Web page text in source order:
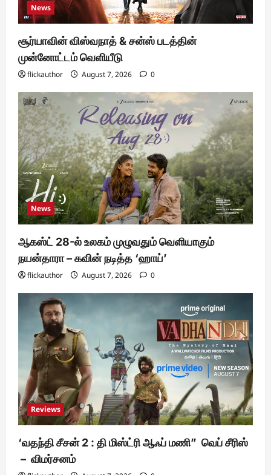
News
சூர்யாவின் விஸ்வநாத் & சன்ஸ் படத்தின்
முன்னோட்டம் வெளியீடு
flickauthor August 7, 2026 0
News
ஆகஸ்ட் 28-ல் உலகம் முழுவதும் வெளியாகும்
நயன்தாரா – கவின் நடித்த ‘ஹாய்’
flickauthor August 7, 2026 0
Reviews
‘வதந்தி சீசன் 2 : தி மிஸ்ட்ரி ஆஃப் மணி” வெப் சீரிஸ்
– விமர்சனம்